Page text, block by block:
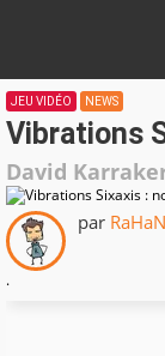
JEU VIDÉO NEWS
Vibrations
David
par RaHaN
.